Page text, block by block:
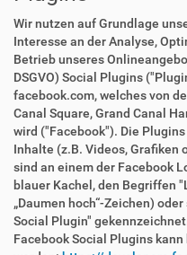
Wir nutzen auf Grundlage
Interesse an der Analyse,
Betrieb unseres
DSGVO) Social Plugins
facebook.com, welches von
Canal Square, Grand Canal
wird ("Facebook"). Die
Inhalte (z.B. Videos, Grafiken
sind an einem der Facebook
blauer Kachel, den Begriffen
„Daumen hoch“-Zeichen)
Social Plugin"
Facebook Social Plugins